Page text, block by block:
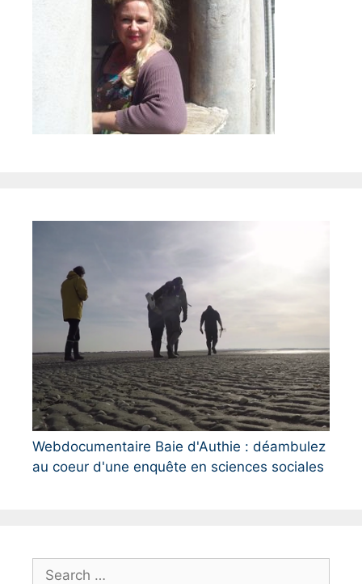
Webdocumentaire Baie d'Authie : déambulez
au coeur d'une enquête en sciences sociales